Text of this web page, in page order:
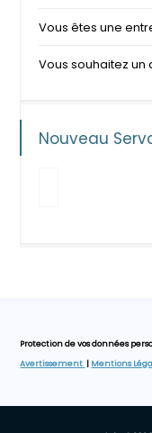
Vous êtes une
Vous souhaitez un
Nouveau
Protection de vos données
Avertissement | Mentions